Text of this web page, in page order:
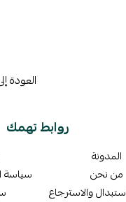
العودة
روابط تهمك
المدونة
من نحن
والاسترجاع
سياسة